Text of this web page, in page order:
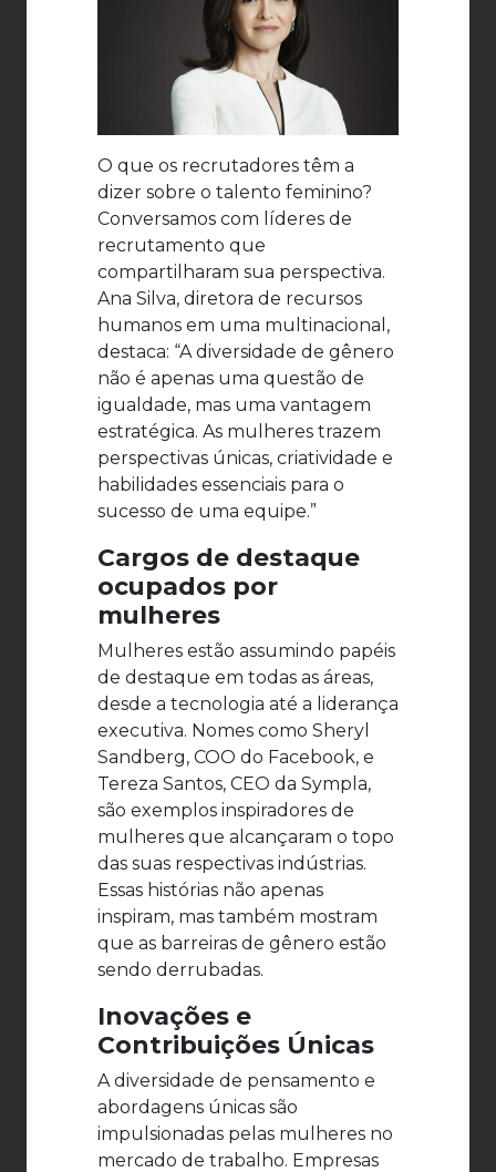
O que os recrutadores têm a
dizer sobre o talento feminino?
Conversamos com líderes de
recrutamento que
compartilharam sua perspectiva.
Ana Silva, diretora de recursos
humanos em uma multinacional,
destaca: “A diversidade de gênero
não é apenas uma questão de
igualdade, mas uma vantagem
estratégica. As mulheres trazem
perspectivas únicas, criatividade e
habilidades essenciais para o
sucesso de uma equipe.”
Cargos de destaque
ocupados por
mulheres
Mulheres estão assumindo papéis
de destaque em todas as áreas,
desde a tecnologia até a liderança
executiva. Nomes como Sheryl
Sandberg, COO do Facebook, e
Tereza Santos, CEO da Sympla,
são exemplos inspiradores de
mulheres que alcançaram o topo
das suas respectivas indústrias.
Essas histórias não apenas
inspiram, mas também mostram
que as barreiras de gênero estão
sendo derrubadas.
Inovações e
Contribuições Únicas
A diversidade de pensamento e
abordagens únicas são
impulsionadas pelas mulheres no
mercado de trabalho. Empresas